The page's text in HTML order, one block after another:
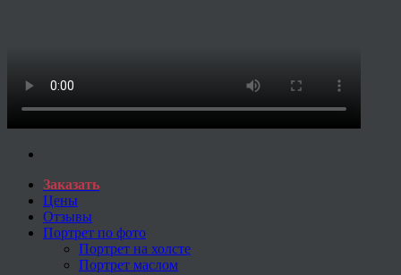
Заказать
Цены
Отзывы
Портрет по фото
Портрет на холсте
Портрет маслом